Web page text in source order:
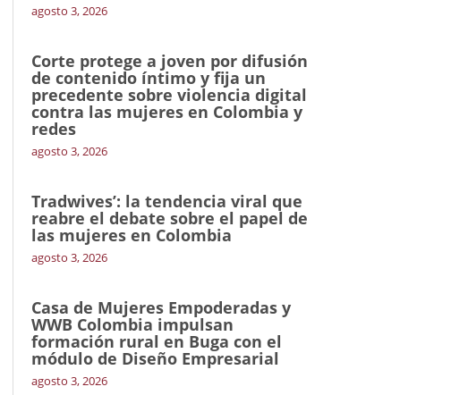
agosto 3, 2026
Corte protege a joven por difusión
de contenido íntimo y fija un
precedente sobre violencia digital
contra las mujeres en Colombia y
redes
agosto 3, 2026
Tradwives’: la tendencia viral que
reabre el debate sobre el papel de
las mujeres en Colombia
agosto 3, 2026
Casa de Mujeres Empoderadas y
WWB Colombia impulsan
formación rural en Buga con el
módulo de Diseño Empresarial
agosto 3, 2026